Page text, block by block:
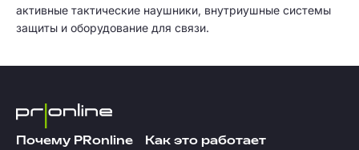
активные тактические наушники, внутриушные системы
защиты и оборудование для связи.
Почему PRonline
Как это работает